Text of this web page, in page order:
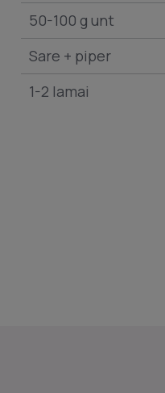
50-100 g unt
Sare + piper
1-2 lamai